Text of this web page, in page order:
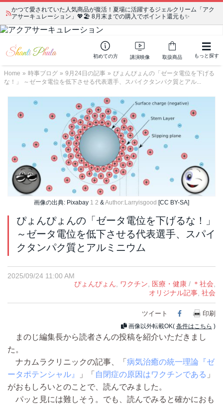
かつて愛されていた人気商品が復活！夏場に活躍するジェルクリーム「アク
アサーキュレーション」💖🏖️ 8月末までの購入でポイント還元も✨
初めての方 講演映像 取扱商品 もっと探す
Home » 時事ブログ » 9月24日の記事 » ぴょんぴょんの「ゼータ電位を下げる
な！」 ～ゼータ電位を低下させる代表選手、スパイクタンパク質とアル...
画像の出典: Pixabay 1 2 &Author:Larryisgood [CC BY-SA]
ぴょんぴょんの「ゼータ電位を下げるな！」
～ゼータ電位を低下させる代表選手、スパイ
クタンパク質とアルミニウム
2025/09/24 11:00 AM
ぴょんぴょん, ワクチン, 医療・健康 / ＊社会,
オリジナル記事, 社会
ツイート Facebook
印刷
画像以外転載OK( 条件はこちら )
まのじ編集長から読者さんの投稿を紹介いただきまし
た。
ナカムラクリニックの記事、「 病気治癒の統一理論『ゼ
ータポテンシャル』
」「 自閉症の原因はワクチンである 」
がおもしろいとのことで、読んでみました。
パッと見には難しそう。でも、読んでみると確かにおも